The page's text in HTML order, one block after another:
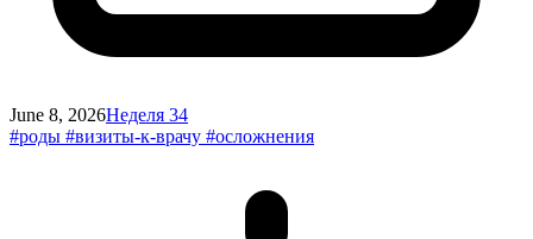
June 8, 2026Неделя 34
#роды #визиты-к-врачу #осложнения